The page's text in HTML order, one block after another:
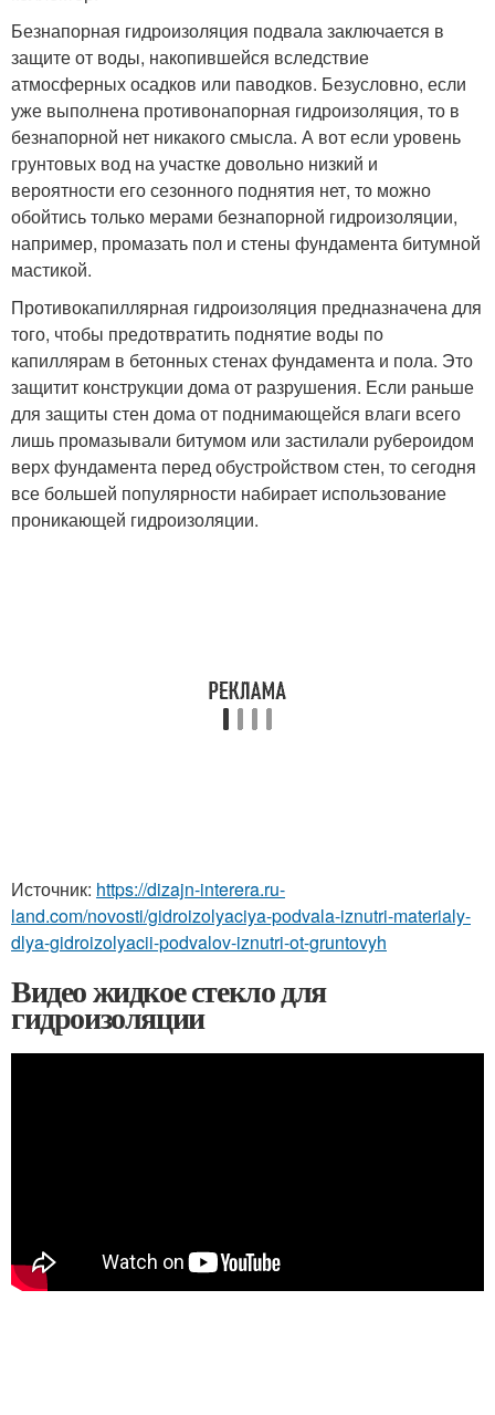
Безнапорная гидроизоляция подвала заключается в
защите от воды, накопившейся вследствие
атмосферных осадков или паводков. Безусловно, если
уже выполнена противонапорная гидроизоляция, то в
безнапорной нет никакого смысла. А вот если уровень
грунтовых вод на участке довольно низкий и
вероятности его сезонного поднятия нет, то можно
обойтись только мерами безнапорной гидроизоляции,
например, промазать пол и стены фундамента битумной
мастикой.
Противокапиллярная гидроизоляция предназначена для
того, чтобы предотвратить поднятие воды по
капиллярам в бетонных стенах фундамента и пола. Это
защитит конструкции дома от разрушения. Если раньше
для защиты стен дома от поднимающейся влаги всего
лишь промазывали битумом или застилали рубероидом
верх фундамента перед обустройством стен, то сегодня
все большей популярности набирает использование
проникающей гидроизоляции.
Источник: https://dizajn-interera.ru-
land.com/novosti/gidroizolyaciya-podvala-iznutri-materialy-
dlya-gidroizolyacii-podvalov-iznutri-ot-gruntovyh
Видео жидкое стекло для
гидроизоляции